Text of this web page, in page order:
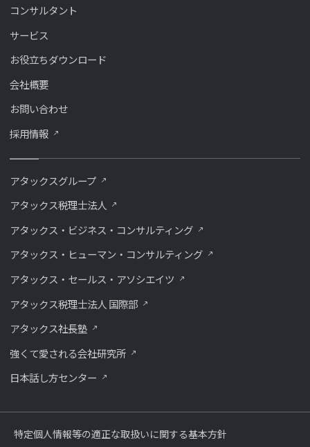
コンサルタント
サービス
お役立ちダウンロード
会社概要
お問い合わせ
採用情報
アタックスグループ
アタックス税理士法人
アタックス・ビジネス・コンサルティング
アタックス・ヒューマン・コンサルティング
アタックス・セールス・アソシエイツ
アタックス税理士法人 国際部
アタックス社長塾
強くて愛される会社研究所
⽇本話し⽅センター
特定個人情報等の適正な取扱いに関する基本方針